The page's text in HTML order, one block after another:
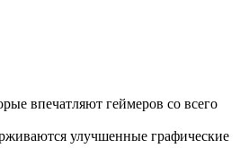
впечатляют геймеров со всего
улучшенные графические